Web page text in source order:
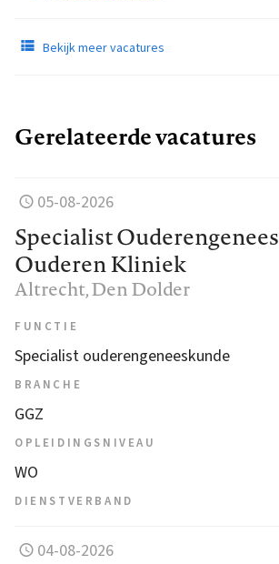
Bekijk meer vacatures
Gerelateerde vacatures
05-08-2026
Specialist
Ouderen Kliniek
Altrecht, Den Dolder
FUNCTIE
Specialist ouderengeneeskunde
BRANCHE
GGZ
OPLEIDINGSNIVEAU
WO
DIENSTVERBAND
04-08-2026